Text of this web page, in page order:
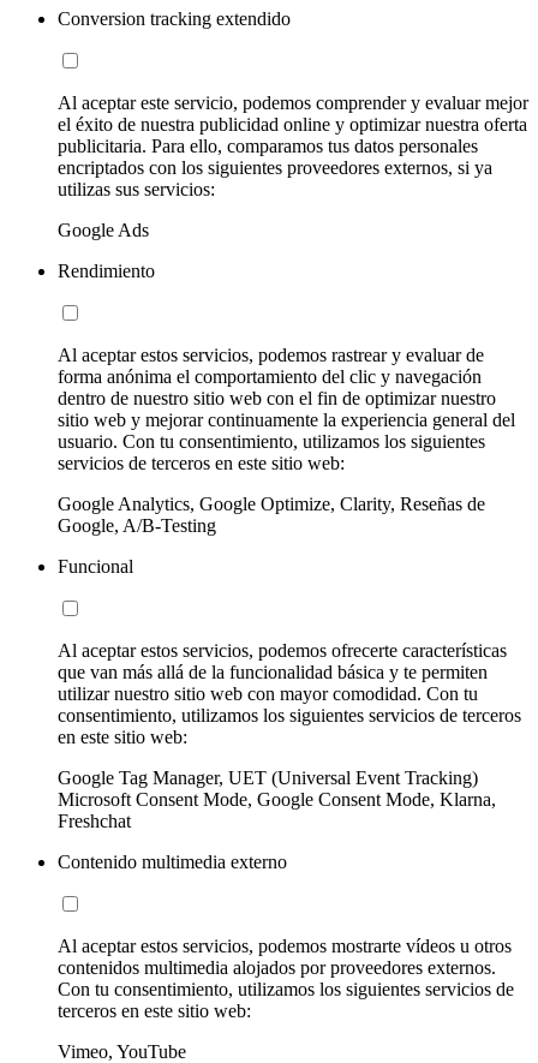
Conversion tracking extendido
Al aceptar este servicio, podemos comprender y evaluar mejor
el éxito de nuestra publicidad online y optimizar nuestra oferta
publicitaria. Para ello, comparamos tus datos personales
encriptados con los siguientes proveedores externos, si ya
utilizas sus servicios:
Google Ads
Rendimiento
Al aceptar estos servicios, podemos rastrear y evaluar de
forma anónima el comportamiento del clic y navegación
dentro de nuestro sitio web con el fin de optimizar nuestro
sitio web y mejorar continuamente la experiencia general del
usuario. Con tu consentimiento, utilizamos los siguientes
servicios de terceros en este sitio web:
Google Analytics, Google Optimize, Clarity, Reseñas de
Google, A/B-Testing
Funcional
Al aceptar estos servicios, podemos ofrecerte características
que van más allá de la funcionalidad básica y te permiten
utilizar nuestro sitio web con mayor comodidad. Con tu
consentimiento, utilizamos los siguientes servicios de terceros
en este sitio web:
Google Tag Manager, UET (Universal Event Tracking)
Microsoft Consent Mode, Google Consent Mode, Klarna,
Freshchat
Contenido multimedia externo
Al aceptar estos servicios, podemos mostrarte vídeos u otros
contenidos multimedia alojados por proveedores externos.
Con tu consentimiento, utilizamos los siguientes servicios de
terceros en este sitio web:
Vimeo, YouTube